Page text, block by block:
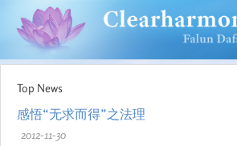
Top News
感悟“无求而得”之法理
2012-11-30